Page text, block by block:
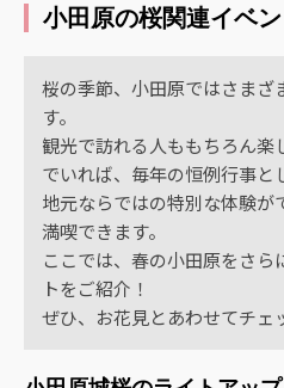
小田原の桜関連イベ
桜の季節、小田原ではさまざ
す。
観光で訪れる人ももちろん楽
でいれば、毎年の恒例行事と
地元ならではの特別な体験が
満喫できます。
ここでは、春の小田原をさ
トをご紹介！
ぜひ、お花見とあわせてチェ